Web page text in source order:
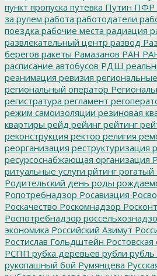
пункт пропуска путевка Путин ПФР
за рулем работа работодатели
поездка рабочие места радиация
развлекательный центр развод
берегов ракеты Рамазанов РАН
расписание автобусов РДШ
реанимация ревизия
региональный оператор
регистратура регламент
режим самоизоляции резиновая
квартиры рейд рейинг рейтинг
реконструкция ректор религия
реорганизация реструктуризация
ресурсоснабжающая организация
ритуальные услуги рйтинг рогатый
Родительский день роды
Ропотребнадзор Росавиация
Роскачество Роскомнадзор
Роспотребнадзор
экономика Российский Азимут
Ростислав Гольдштейн Ростовская
РСПП рубка деревьев рубли рубль
рукопашный бой Румянцева